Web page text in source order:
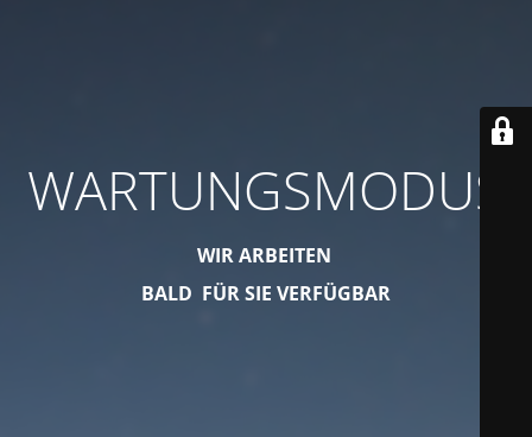
WARTUNGSMODUS
WIR ARBEITEN
BALD FÜR SIE VERFÜGBAR